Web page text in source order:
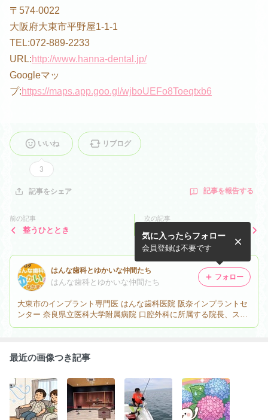
〒574-0022
大阪府大東市平野屋1-1-1
TEL:072-889-2233
URL:http://www.hanna-dental.jp/
Googleマッ
プ:https://maps.app.goo.gl/wjboUEFo8Toeqtxb6
いいね
3
リブログ
記事をシェア 記事を報告する
前の記事
整うひととき
次の記事
初夏の海で感じたこと
はんな歯科とゆかいな仲間たち
はんな歯科とゆかいな仲間たち
大東市のインプラント専門医 はんな歯科医院 阪奈インプラントセ
ンター 奈良県立医科大学附属病院 口腔外科に所属する院長、スタ
気に入ったらフォロー
会員登録は不要です
フォロー
最近の画像つき記事